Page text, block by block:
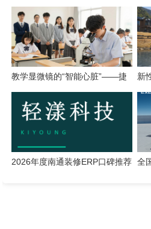
解析
行
教学显微镜的“智能心脏”——捷
新
一
2026年度南通装修ERP口碑推荐 全